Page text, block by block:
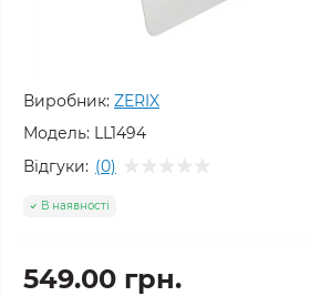
Виробник: ZERIX
Модель: LL1494
Відгуки: (0)
В наявності
549.00 грн.